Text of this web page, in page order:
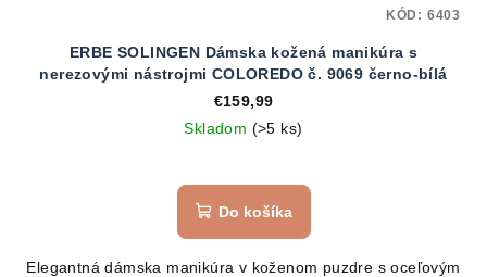
ERBE SOLINGEN Dámska kožená manikúra s
nerezovými nástrojmi COLOREDO č. 9069 černo-bílá
€159,99
Skladom (>5 ks)
Do košíka
Elegantná dámska manikúra v koženom puzdre s oceľovým
KÓD: 6403